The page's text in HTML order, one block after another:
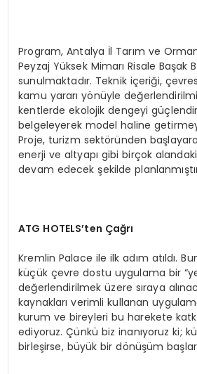
Program, Antalya İl Tarım ve
Peyzaj Yüksek Mimarı Risale Başak
sunulmaktadır. Teknik içeriği,
kamu yararı yönüyle
kentlerde ekolojik dengeyi
belgeleyerek model haline
Proje, turizm sektöründen
enerji ve altyapı gibi birçok
devam edecek şekilde
ATG HOTELS’ten Çağrı
Kremlin Palace ile ilk adım atıldı.
küçük çevre dostu uygulama bir
değerlendirilmek üzere sıraya
kaynakları verimli kullanan
kurum ve bireyleri bu harekete
ediyoruz. Çünkü biz inanıyoruz ki;
birleşirse, büyük bir dönüşüm